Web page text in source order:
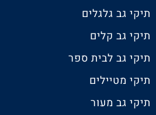
תיקי גב גלגלים
תיקי גב קלים
תיקי גב לבית ספר
תיקי מטיילים
תיקי גב מעור